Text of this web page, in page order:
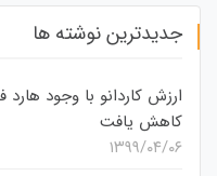
جدیدترین نوشته ها
کاهش یافت
۱۳۹۹/۰۴/۰۶